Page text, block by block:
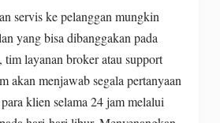
servis ke pelanggan mungkin
yang bisa dibanggakan pada
layanan broker atau support
akan menjawab segala pertanyaan
klien selama 24 jam melalui